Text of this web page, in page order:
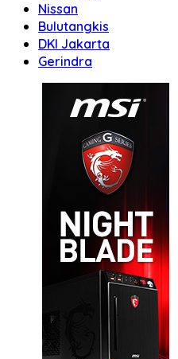
Nissan
Bulutangkis
DKI Jakarta
Gerindra